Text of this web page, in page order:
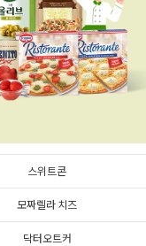
스위트콘
모짜렐라 치즈
닥터오트커